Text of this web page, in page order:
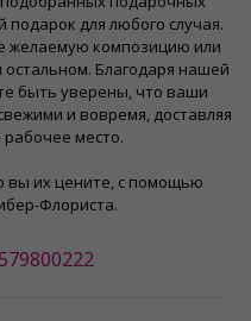
для любого случая.
желаемую композицию или
Благодаря нашей
быть уверены, что ваши
и вовремя, доставляя
место.
вы их цените, с помощью
Флориста.